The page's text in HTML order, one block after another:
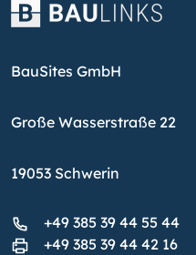
BauSites GmbH
Große Wasserstraße 22
19053 Schwerin
+49 385 39 44 55 44
+49 385 39 44 42 16